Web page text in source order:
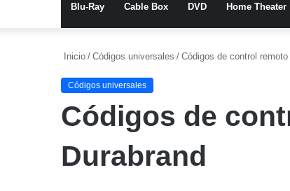
Blu-Ray Cable Box DVD Home Theater
Inicio / Códigos universales / Códigos de control remoto
Códigos universales
Códigos de
Durabrand